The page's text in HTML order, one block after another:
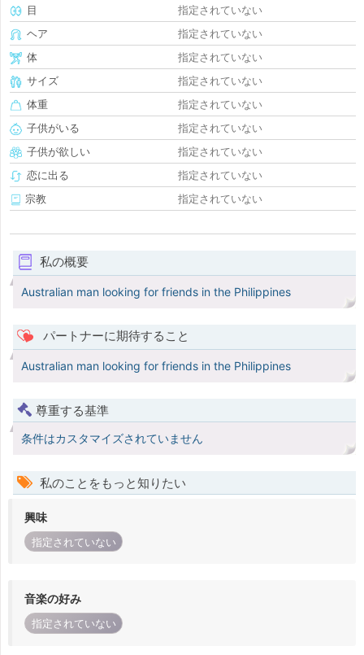
目
指定されていない
ヘア
指定されていない
体
指定されていない
サイズ
指定されていない
体重
指定されていない
子供がいる
指定されていない
子供が欲しい
指定されていない
恋に出る
指定されていない
宗教
指定されていない
私の概要
Australian man looking for friends in the Philippines
パートナーに期待すること
Australian man looking for friends in the Philippines
尊重する基準
条件はカスタマイズされていません
私のことをもっと知りたい
興味
指定されていない
音楽の好み
指定されていない